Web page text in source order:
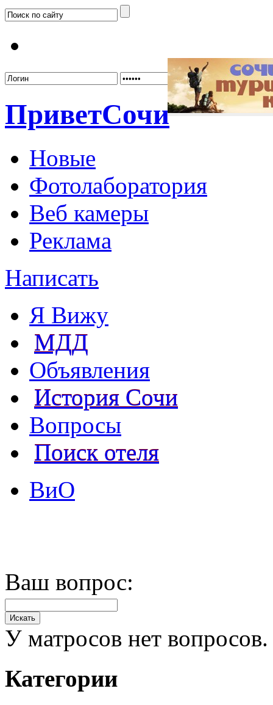
ПриветСочи
Новые
Фотолаборатория
Веб камеры
Реклама
Написать
Я Вижу
МДД
Объявления
История Сочи
Вопросы
Поиск отеля
ВиО
Ваш вопрос:
У матросов нет вопросов.
Категории